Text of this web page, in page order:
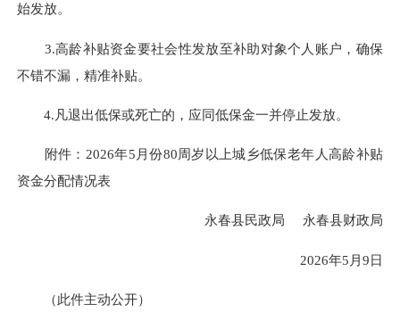
始发放。
3.高龄补贴资金要社会性发放至补助对象个人账户，确保
不错不漏，精准补贴。
4.凡退出低保或死亡的，应同低保金一并停止发放。
附件：2026年5月份80周岁以上城乡低保老年人高龄补贴
资金分配情况表
永春县民政局 永春县财政局
2026年5月9日
（此件主动公开）